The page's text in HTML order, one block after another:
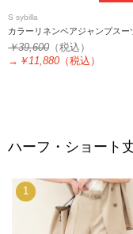
S sybilla
カラーリネンベアジャンプスー
￥39,600 （税込）
→ ￥11,880 （税込）
ハーフ・ショート
1